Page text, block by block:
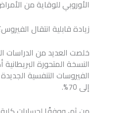
الأوروبي للوقاية من
زيادة قابلية انتقال
خلصت العديد من الدراسات
النسخة المتحورة
إلى 70%.